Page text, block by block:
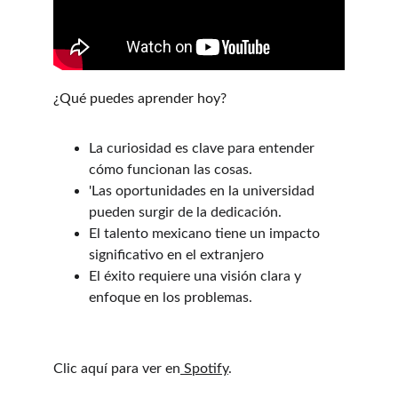
¿Qué puedes aprender hoy?
La curiosidad es clave para entender
cómo funcionan las cosas.
'Las oportunidades en la universidad
pueden surgir de la dedicación.
El talento mexicano tiene un impacto
significativo en el extranjero
El éxito requiere una visión clara y
enfoque en los problemas.
Clic aquí para ver en ⁠ Spotify⁠.